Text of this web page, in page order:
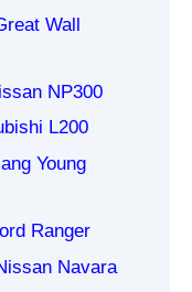
Wall
NP300
L200
Young
Ranger
Navara